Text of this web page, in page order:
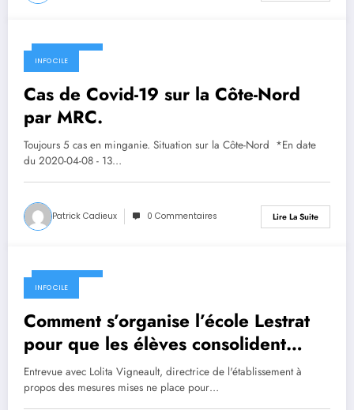
8 avril 2020
INFO CILE
Cas de Covid-19 sur la Côte-Nord
par MRC.
Toujours 5 cas en minganie. Situation sur la Côte-Nord *En date
du 2020-04-08 - 13…
Patrick Cadieux 0 Commentaires Lire La Suite
8 avril 2020
INFO CILE
Comment s’organise l’école Lestrat
pour que les élèves consolident
leurs apprentissages
Entrevue avec Lolita Vigneault, directrice de l'établissement à
propos des mesures mises ne place pour…